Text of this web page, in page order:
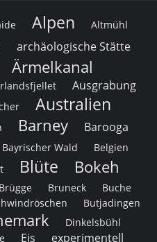
Alpen Altmühl
archäologische Stätte
Ärmelkanal
Ausgrabung
Australien
Barney Barooga
Bayrischer Wald Belgien
Blüte Bokeh
Brügge Bruneck Buche
Butjadingen
Dinkelsbühl
Eis experimentell